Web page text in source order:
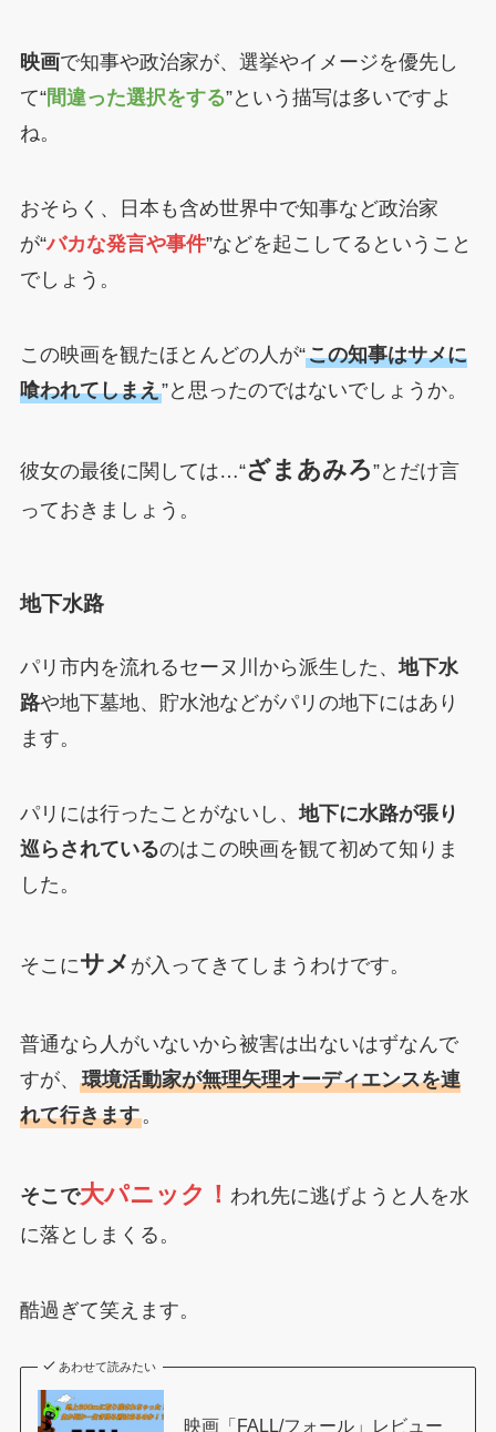
映画で知事や政治家が、選挙やイメージを優先し
て“間違った選択をする”という描写は多いですよ
ね。
おそらく、日本も含め世界中で知事など政治家
が“バカな発言や事件”などを起こしてるということ
でしょう。
この映画を観たほとんどの人が“この知事はサメに
喰われてしまえ”と思ったのではないでしょうか。
彼女の最後に関しては…“ざまあみろ”とだけ言
っておきましょう。
地下水路
パリ市内を流れるセーヌ川から派生した、地下水
路や地下墓地、貯水池などがパリの地下にはあり
ます。
パリには行ったことがないし、地下に水路が張り
巡らされているのはこの映画を観て初めて知りま
した。
そこにサメ が入ってきてしまうわけです。
普通なら人がいないから被害は出ないはずなんで
すが、 環境活動家が無理矢理オーディエンスを連
れて行きます。
そこで大パニック！ われ先に逃げようと人を水
に落としまくる。
酷過ぎて笑えます。
あわせて読みたい
映画「FALL/フォール」レビュー